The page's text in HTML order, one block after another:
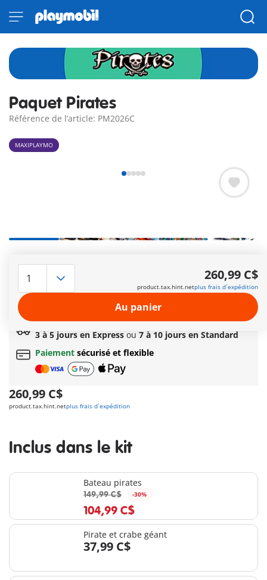
Paquet Pirates
Référence de l’article: PM2026C
MAXIPLAYMO
Options de livraison rapide : 3 à 5 jours avec Express
ou 7 à 10 jours avec Standard
Cadeauincroyable offert dès 149C$ d’achat!
Livraison standard offertedès
Livraison rapide au choix
3 à 5 jours en Express ou 7 à 10 jours en Standard
Paiement sécurisé et flexible
260,99 C$
product.tax.hint.netplus frais d´expédition
260,99 C$
product.tax.hint.netplus frais d´expédition
Au panier
Inclus dans le kit
Bateau pirates
149,99 C$ -30%
104,99 C$
Pirate et crabe géant
37,99 C$